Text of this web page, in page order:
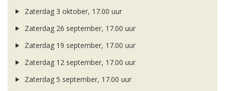
Zaterdag 3 oktober, 17.00 uur
Zaterdag 26 september, 17.00 uur
Zaterdag 19 september, 17.00 uur
Zaterdag 12 september, 17.00 uur
Zaterdag 5 september, 17.00 uur